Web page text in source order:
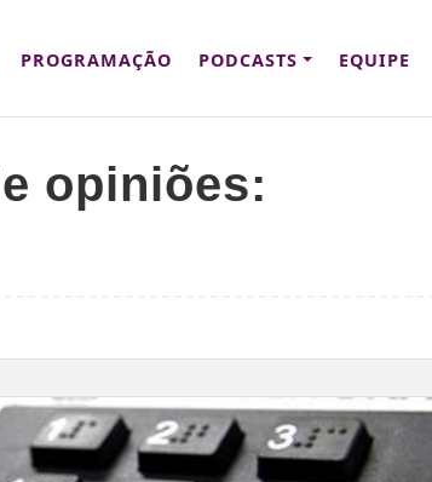
PROGRAMAÇÃO PODCASTS EQUIPE
opiniões: